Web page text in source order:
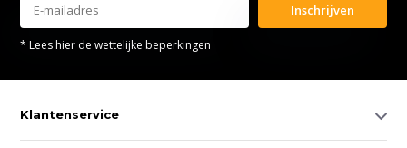
Inschrijven
* Lees hier de wettelijke beperkingen
Klantenservice